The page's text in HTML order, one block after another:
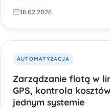
18.02.2026
AUTOMATYZACJA
Zarządzanie flotą w
GPS, kontrola
jednym systemie